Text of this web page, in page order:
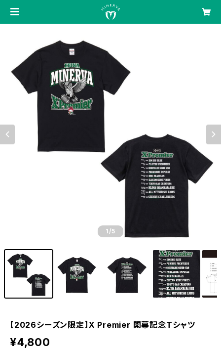
1 /5
【2026シーズン限定】X Premier 開幕記念Tシャツ
¥4,800